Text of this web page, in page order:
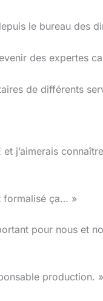
le bureau des
des expertes
de différents
j’aimerais
formalisé ça… »
pour nous et
production. »